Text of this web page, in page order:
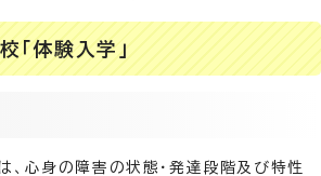
「体験入学」
、心身の障害の状態・発達段階及び特性